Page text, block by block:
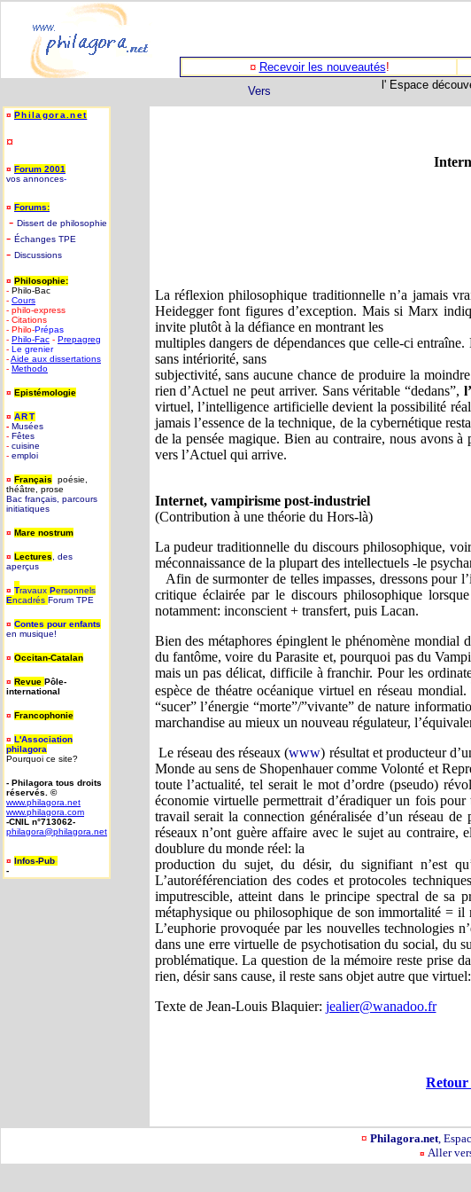
¤ Recevoir les nouveautés!
Vers
l' Espace
¤ Philagora.net
¤
¤ Forum 2001
vos annonces-
¤ Forums:
- Dissert de philosophie
- Échanges TPE
- Discussions
¤ Philosophie:
- Philo-Bac
- Cours
- philo-express
- Citations
- Philo-Prépas
- Philo-Fac - Prepagreg
- Le grenier
-Aide aux dissertations
- Methodo
¤ Epistémologie
¤ ART
- Musées
- Fêtes
- cuisine
- emploi
¤ Français
poésie,
théâtre, prose
Bac français, parcours
initiatiques
¤ Mare nostrum
¤ Lectures , des
aperçus
¤ Travaux Personnels
Encadrés Forum TPE
¤ Contes pour enfants
en musique!
¤ Occitan-Catalan
¤ Revue Pôle-
international
¤ Francophonie
¤ L'Association
philagora
Pourquoi ce site?
- Philagora tous droits
réservés. ©
www.philagora.net
www.philagora.com
-CNIL n°713062-
philagora@philagora.net
¤ Infos-Pub-
-
La réflexion philosophique traditionnelle n’a jamais
Heidegger font figures d’exception. Mais si Marx
invite plutôt à la défiance en montrant les
multiples dangers de dépendances que celle-ci
sans intériorité, sans
subjectivité, sans aucune chance de produire la
rien d’Actuel ne peut arriver. Sans véritable “dedans”,
virtuel, l’intelligence artificielle devient la possibilité
jamais l’essence de la technique, de la cybernétique
de la pensée magique. Bien au contraire, nous avons
vers l’Actuel qui arrive.
Internet, vampirisme post-industriel
(Contribution à une théorie du Hors-là)
La pudeur traditionnelle du discours philosophique,
méconnaissance de la plupart des intellectuels -le
Afin de surmonter de telles impasses, dressons pour
critique éclairée par le discours philosophique
notamment: inconscient + transfert, puis Lacan.
Bien des métaphores épinglent le phénomène mondial
du fantôme, voire du Parasite et, pourquoi pas du
mais un pas délicat, difficile à franchir. Pour les
espèce de théatre océanique virtuel en réseau mondial.
“sucer” l’énergie “morte”/”vivante” de nature
marchandise au mieux un nouveau régulateur,
Le réseau des réseaux (www) résultat et producteur
Monde au sens de Shopenhauer comme Volonté et
toute l’actualité, tel serait le mot d’ordre (pseudo)
économie virtuelle permettrait d’éradiquer un fois
travail serait la connection généralisée d’un réseau
réseaux n’ont guère affaire avec le sujet au contraire,
doublure du monde réel: la
production du sujet, du désir, du signifiant n’est
L’autoréférenciation des codes et protocoles
imputrescible, atteint dans le principe spectral de sa
métaphysique ou philosophique de son immortalité =
L’euphorie provoquée par les nouvelles technologies
dans une erre virtuelle de psychotisation du social, du
problématique. La question de la mémoire reste prise
rien, désir sans cause, il reste sans objet autre que
Texte de Jean-Louis Blaquier: jealier@wanadoo.fr
Retour
¤ Philagora.net,
¤ Aller